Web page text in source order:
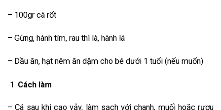
– 100gr cà rốt
– Gừng, hành tím, rau thì là, hành lá
– Dầu ăn, hạt nêm ăn dặm cho bé dưới 1 tuổi (nếu muốn)
Cách làm
– Cá sau khi cạo vảy, làm sạch với chanh, muối hoặc rượu